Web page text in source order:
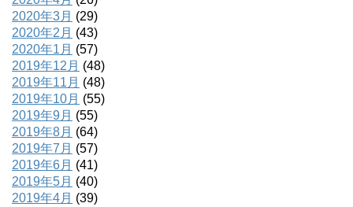
2020年3月 (29)
2020年2月 (43)
2020年1月 (57)
2019年12月 (48)
2019年11月 (48)
2019年10月 (55)
2019年9月 (55)
2019年8月 (64)
2019年7月 (57)
2019年6月 (41)
2019年5月 (40)
2019年4月 (39)